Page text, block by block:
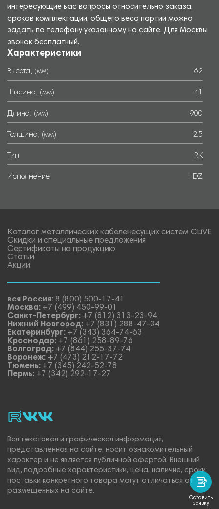
интересующие вас вопросы относительно заказа,
сроков комплектации, общего веса партии можно
задать по телефону указанному на сайте. Для Москвы
звонок бесплатный.
Характеристики
Высота, (мм) 62
Ширина, (мм) 41
Длина, (мм) 900
Толщина, (мм) 2.5
Тип RK
Исполнение HDZ
Каталог металлических кабеленесущих систем CLiVE
Скидки и специальные предложения
Сертификаты на продукцию
Статьи
Акции
вся Россия: 8 (800) 500-17-41
Москва: +7 (499) 450-99-01
Санкт-Петербург: +7 (812) 313-23-94
Нижний Новгород: +7 (831) 288-47-34
Екатеринбург: +7 (343) 364-74-63
Краснодар: +7 (861) 258-89-76
Волгоград: +7 (844) 255-37-74
Воронеж: +7 (473) 212-17-72
Тюмень: +7 (345) 242-52-78
Пермь: +7 (342) 292-17-27
rutubevk_video.
Vk.
Вся текстовая и графическая информация,
представленная на сайте, носит ознакомительный
характер и не является публичной офертой. Внешний
вид, подробные характеристики, цена, наличие, сроки
поставки конкретного товара могут отличаться от
размещенных на сайте.
Оставить
заявку